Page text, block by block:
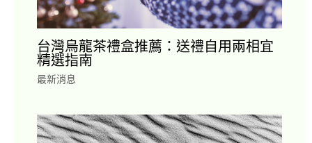
台灣烏龍茶禮盒推薦：送禮自用兩相宜
精選指南
最新消息